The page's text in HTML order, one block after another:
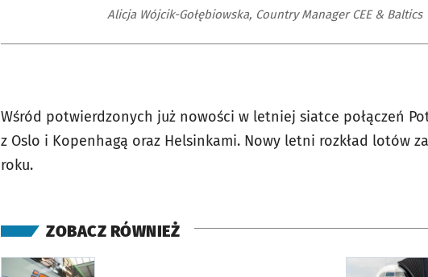
Alicja Wójcik-Gołębiowska, Country Manager CEE & Baltics
Wśród potwierdzonych już nowości w letniej siatce połączeń
z Oslo i Kopenhagą oraz Helsinkami. Nowy letni rozkład lotów
roku.
ZOBACZ RÓWNIEŻ
otworzy się w nowej karcie
otworzy się